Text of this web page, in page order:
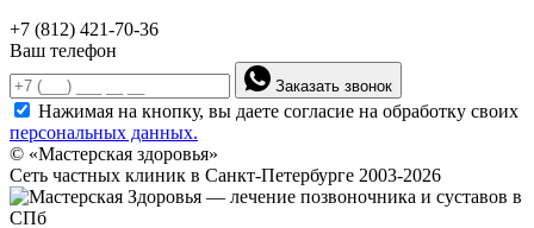
+7 (812) 421-70-36
Ваш телефон
Заказать звонок
Нажимая на кнопку, вы даете согласие на обработку своих
персональных данных.
© «Мастерская здоровья»
Сеть частных клиник в Санкт-Петербурге 2003-2026